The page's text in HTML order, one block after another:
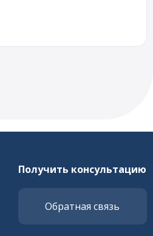
Получить консультацию
Обратная связь